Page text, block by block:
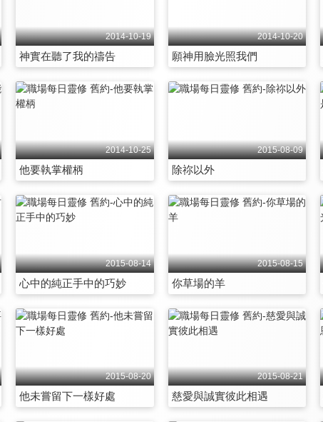
2014-10-19
神實在聽了我的禱告
2014-10-20
願神用臉光照我們
2014-10-25
他要執掌權柄
2015-08-09
除祢以外
2015-08-14
心中的純正手中的巧妙
2015-08-15
你草場的羊
2015-08-20
他未嘗留下一樣好處
2015-08-21
慈愛與誠實彼此相遇